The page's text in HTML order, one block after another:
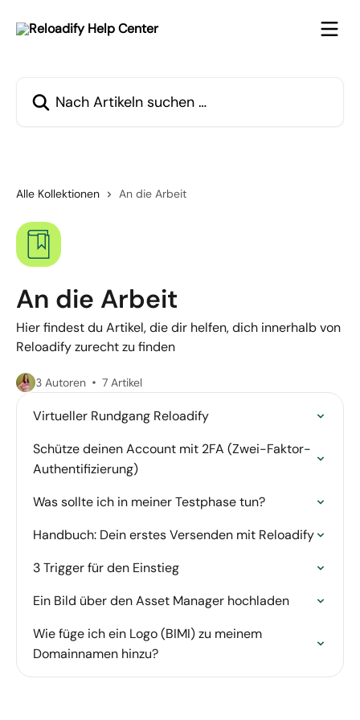
Alle Kollektionen An die Arbeit
An die Arbeit
Hier findest du Artikel, die dir helfen, dich innerhalb von
Reloadify zurecht zu finden
3 Autoren 7 Artikel
Virtueller Rundgang Reloadify
Schütze deinen Account mit 2FA (Zwei-Faktor-
Authentifizierung)
Was sollte ich in meiner Testphase tun?
Handbuch: Dein erstes Versenden mit Reloadify
3 Trigger für den Einstieg
Ein Bild über den Asset Manager hochladen
Wie füge ich ein Logo (BIMI) zu meinem
Domainnamen hinzu?